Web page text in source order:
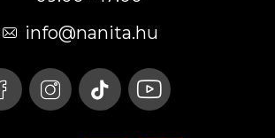
info@nanita.hu